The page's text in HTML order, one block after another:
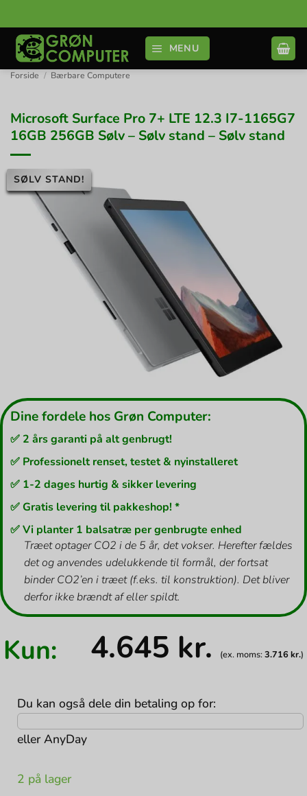
til
indhold
MENU
Forside / Bærbare Computere
Microsoft Surface Pro 7+ LTE 12.3 I7-1165G7
16GB 256GB Sølv – Sølv stand – Sølv stand
SØLV STAND!
Dine fordele hos Grøn Computer:
✅ 2 års garanti på alt genbrugt!
✅ Professionelt renset, testet & nyinstalleret
✅ 1-2 dages hurtig & sikker levering
✅ Gratis levering til pakkeshop! *
✅ Vi planter 1 balsatræ per genbrugte enhed
Træet optager CO2 i de 5 år, det vokser. Herefter fældes
det og anvendes udelukkende til formål, der fortsat
binder CO2’en i træet (f.eks. til konstruktion). Det bliver
derfor ikke brændt af eller spildt.
Kun: 4.645 kr. (ex. moms:3.716 kr.)
Du kan også dele din betaling op for:
ellerAnyDay
2 på lager